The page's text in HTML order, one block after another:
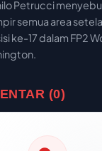
Petrucci
semua area
ke-17 dalam FP2
(0)